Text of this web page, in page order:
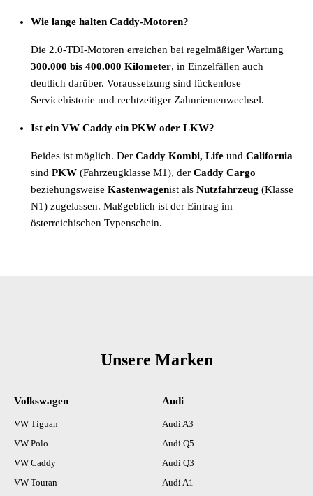
Wie lange halten Caddy-Motoren?
Die 2.0-TDI-Motoren erreichen bei regelmäßiger Wartung
300.000 bis 400.000 Kilometer, in Einzelfällen auch
deutlich darüber. Voraussetzung sind lückenlose
Servicehistorie und rechtzeitiger Zahnriemenwechsel.
Ist ein VW Caddy ein PKW oder LKW?
Beides ist möglich. Der Caddy Kombi, Life und California
sind PKW (Fahrzeugklasse M1), der Caddy Cargo
beziehungsweise Kastenwagenist als Nutzfahrzeug (Klasse
N1) zugelassen. Maßgeblich ist der Eintrag im
österreichischen Typenschein.
Unsere Marken
Volkswagen
VW Tiguan
VW Polo
VW Caddy
VW Touran
Audi
Audi A3
Audi Q5
Audi Q3
Audi A1